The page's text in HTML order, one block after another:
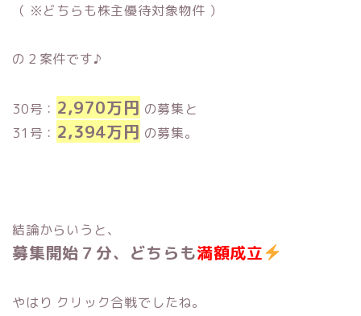
（ ※どちらも株主優待対象物件 ）
の２案件です♪
30号： 2,970万円 の募集と
31号： 2,394万円 の募集。
結論からいうと、
募集開始７分、どちらも満額成立
やはり クリック合戦でしたね。